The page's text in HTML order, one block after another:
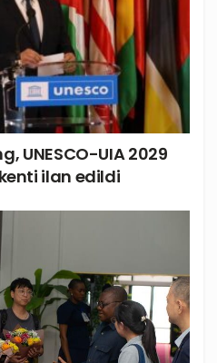
UNESCO-UIA 2029
ilan edildi